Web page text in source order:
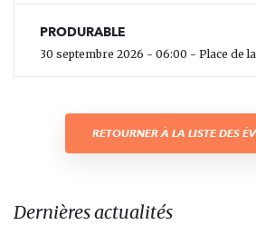
PRODURABLE
30 septembre 2026 - 06:00 - Place de
RETOURNER À LA LISTE DES
Dernières actualités